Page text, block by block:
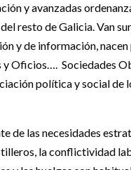
y avanzadas
resto de Galicia. Van
y de información,
Oficios…. Sociedades
política y social de
de las necesidades
la conflictividad